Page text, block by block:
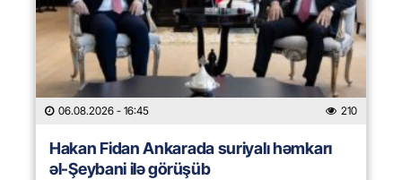
06.08.2026 - 16:45 210
Hakan Fidan Ankarada suriyalı həmkarı
əl-Şeybani ilə görüşüb